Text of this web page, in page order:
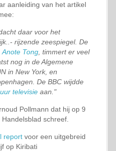
aanleiding van het artikel
daar voor het
rijzende zeespiegel. De
Anote Tong , timmert er veel
nog in de Algemene
in New York, en
De BBC wijdde
televisie aan."
Pollmann dat hij op 9
schreef.
report voor een uitgebreid
op Kiribati